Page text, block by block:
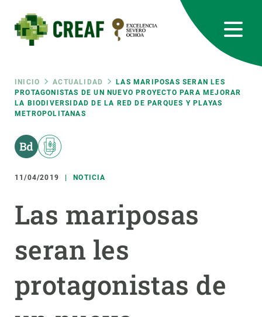
contenido
principal
Ruta
de
navegación
INICIO ACTUALIDAD
LAS MARIPOSAS SERAN LES
PROTAGONISTAS DE UN NUEVO PROYECTO PARA MEJORAR
LA BIODIVERSIDAD DE LA RED DE PARQUES Y PLAYAS
METROPOLITANAS
11/04/2019 NOTICIA
Las mariposas
seran les
protagonistas de
RRSS
Featured
responsive
INTRANET
Responsive
menu
SOBRE NOSOTROS
INVESTIGACIÓN
ÚNETE A NOSOTROS
PARTICIPA